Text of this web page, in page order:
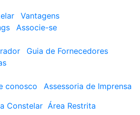
Vantagens
Associe-se
Guia de Fornecedores
conosco
Assessoria de Imprensa
Constelar Área Restrita